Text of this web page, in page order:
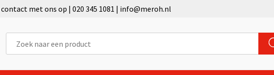
met ons op | 020 345 1081 | info@meroh.nl